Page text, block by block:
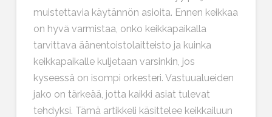
muistettavia käytännön asioita. Ennen keikkaa
on hyvä varmistaa, onko keikkapaikalla
tarvittava äänentoistolaitteisto ja kuinka
keikkapaikalle kuljetaan varsinkin, jos
kyseessä on isompi orkesteri. Vastuualueiden
jako on tärkeää, jotta kaikki asiat tulevat
tehdyksi. Tämä artikkeli käsittelee keikkailuun